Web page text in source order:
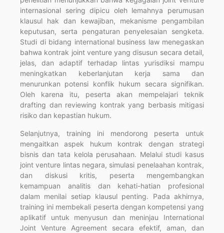
internasional sering dipicu oleh lemahnya perumusan
klausul hak dan kewajiban, mekanisme pengambilan
keputusan, serta pengaturan penyelesaian sengketa.
Studi di bidang international business law menegaskan
bahwa kontrak joint venture yang disusun secara detail,
jelas, dan adaptif terhadap lintas yurisdiksi mampu
meningkatkan keberlanjutan kerja sama dan
menurunkan potensi konflik hukum secara signifikan.
Oleh karena itu, peserta akan mempelajari teknik
drafting dan reviewing kontrak yang berbasis mitigasi
risiko dan kepastian hukum.
Selanjutnya, training ini mendorong peserta untuk
mengaitkan aspek hukum kontrak dengan strategi
bisnis dan tata kelola perusahaan. Melalui studi kasus
joint venture lintas negara, simulasi penelaahan kontrak,
dan diskusi kritis, peserta mengembangkan
kemampuan analitis dan kehati-hatian profesional
dalam menilai setiap klausul penting. Pada akhirnya,
training ini membekali peserta dengan kompetensi yang
aplikatif untuk menyusun dan meninjau International
Joint Venture Agreement secara efektif, aman, dan